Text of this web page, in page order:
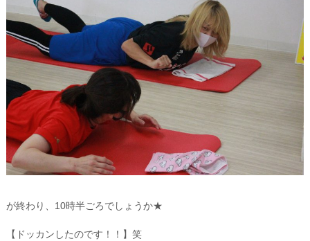
が終わり、10時半ごろでしょうか★
【ドッカンしたのです！！】笑